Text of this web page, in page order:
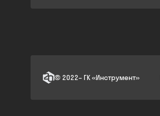
© 2022– ГК «Инструмент»